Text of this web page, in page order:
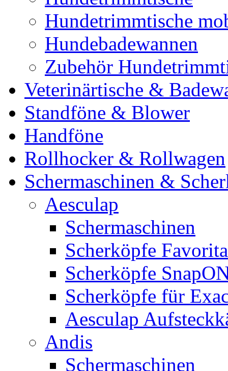
Hundetrimmtische
Hundebadewannen
Zubehör
Veterinärtische &
Standföne & Blower
Handföne
Rollhocker & Rollwagen
Schermaschinen &
Aesculap
Schermaschinen
Scherköpfe
Scherköpfe
Scherköpfe für
Aesculap
Andis
Schermaschinen